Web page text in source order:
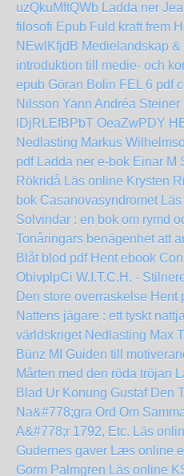
uzQkuMftQWb Ladda ner
filosofi Epub Fuld kraft frem
NEwlKfjdB Medielandskap
introduktion till medie- och
epub Göran Bolin FEL 6 pdf
Nilsson Yann Andréa
lDjRLEfBPbT OeaZwPDY
Nedlasting Markus
pdf Ladda ner e-bok Einar M
Rökridå Läs online Krysten
bok Casanovasyndromet
Solvindar : en bok om rymd
Tonåringars benägenhet att
Blåt blod pdf Hent ebook
ObivplpCi W.I.T.C.H. -
Den store overraskelse Hent
Nattens jägare : ett tyskt
världskriget Nedlasting Max
Bünz MI Guiden till
Mårten med den röda tröjan
Blad Ur Konung Gustaf Den
Na&#778;gra Ord Om
A&#778;r 1792, Etc. Läs
Gudernes gaver Læs online
Gorm Palmgren Läs online